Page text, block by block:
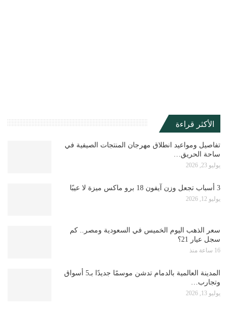
الأكثر قراءة
تفاصيل ومواعيد انطلاق مهرجان المنتجات الصيفية في
ساحة الحريق…
يوليو 23, 2026
3 أسباب تجعل وزن آيفون 18 برو ماكس ميزة لا عيبًا
يوليو 12, 2026
سعر الذهب اليوم الخميس في السعودية ومصر.. كم
سجل عيار 21؟
16 ساعة منذ
المدينة العالمية بالدمام تدشن موسمًا جديدًا بـ5 أسواق
وتجارب…
يوليو 13, 2026